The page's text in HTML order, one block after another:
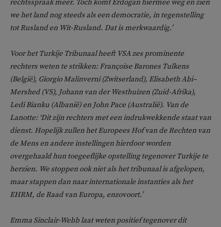
rechtsspraak meer. Toch komt Erdogan hiermee weg en zien
we het land nog steeds als een democratie, in tegenstelling
tot Rusland en Wit-Rusland. Dat is merkwaardig.’
Voor het Turkije Tribunaal heeft VSA zes prominente
rechters weten te strikken: Françoise Barones Tulkens
(België), Giorgio Malinverni (Zwitserland), Elisabeth Abi–
Mershed (VS), Johann van der Westhuizen (Zuid-Afrika),
Ledi Bianku (Albanië) en John Pace (Australië). Van de
Lanotte: ‘Dit zijn rechters met een indrukwekkende staat van
dienst. Hopelijk zullen het Europees Hof van de Rechten van
de Mens en andere instellingen hierdoor worden
overgehaald hun toegeeflijke opstelling tegenover Turkije te
herzien. We stoppen ook niet als het tribunaal is afgelopen,
maar stappen dan naar internationale instanties als het
EHRM, de Raad van Europa, enzovoort.’
Emma Sinclair-Webb laat weten positief tegenover dit